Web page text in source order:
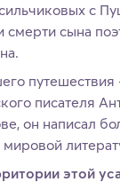
с
сына
писателя
он написал
этой